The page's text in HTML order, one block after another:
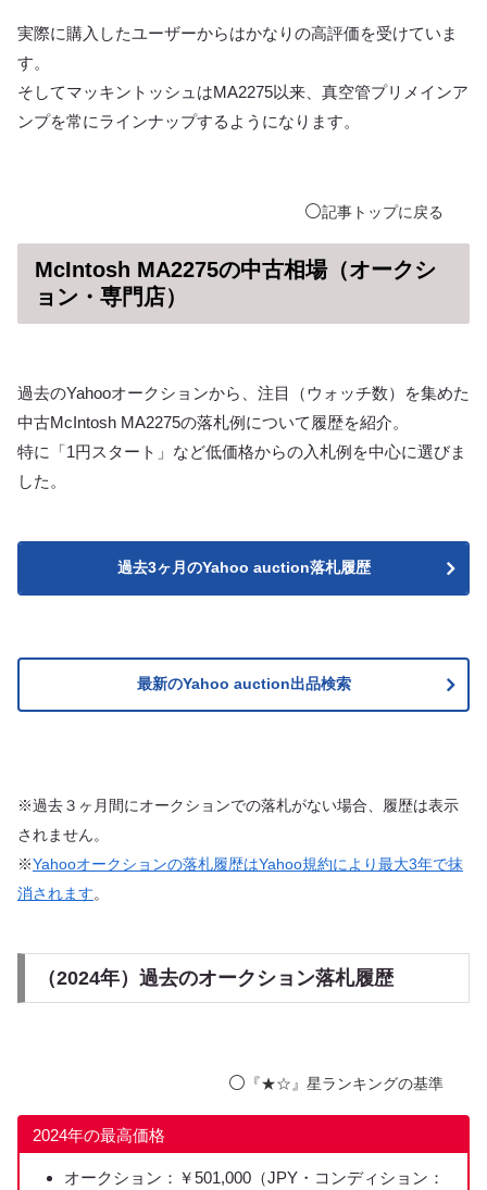
実際に購入したユーザーからはかなりの高評価を受けていま
す。
そしてマッキントッシュはMA2275以来、真空管プリメインア
ンプを常にラインナップするようになります。
⚪️記事トップに戻る
McIntosh MA2275の中古相場（オークシ
ョン・専門店）
過去のYahooオークションから、注目（ウォッチ数）を集めた
中古McIntosh MA2275の落札例について履歴を紹介。
特に「1円スタート」など低価格からの入札例を中心に選びま
した。
過去3ヶ月のYahoo auction落札履歴
最新のYahoo auction出品検索
※過去３ヶ月間にオークションでの落札がない場合、履歴は表示
されません。
※Yahooオークションの落札履歴はYahoo規約により最大3年で抹
消されます。
（2024年）過去のオークション落札履歴
⚪️ 『★☆』星ランキングの基準
2024年の最高価格
オークション：￥501,000（JPY・コンディション：